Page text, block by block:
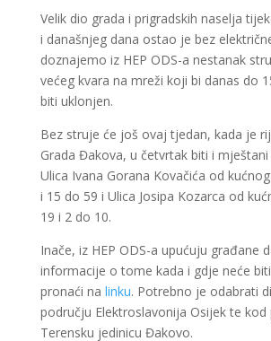
Velik dio grada i prigradskih naselja
i današnjeg dana ostao je bez
doznajemo iz HEP ODS-a nestanak
većeg kvara na mreži koji bi danas do
biti uklonjen.
Bez struje će još ovaj tjedan, kada je
Grada Đakova, u četvrtak biti i
Ulica Ivana Gorana Kovačića od
i 15 do 59 i Ulica Josipa Kozarca od
19 i 2 do 10.
Inače, iz HEP ODS-a upućuju građane
informacije o tome kada i gdje neće
pronaći na linku. Potrebno je odabrati
području Elektroslavonija Osijek te kod
Terensku jedinicu Đakovo.